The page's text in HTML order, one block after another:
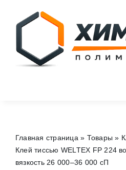
content
Главная страница » Товары »
Клей тиссью WELTEX FP 224
вязкость 26 000–36 000 сП